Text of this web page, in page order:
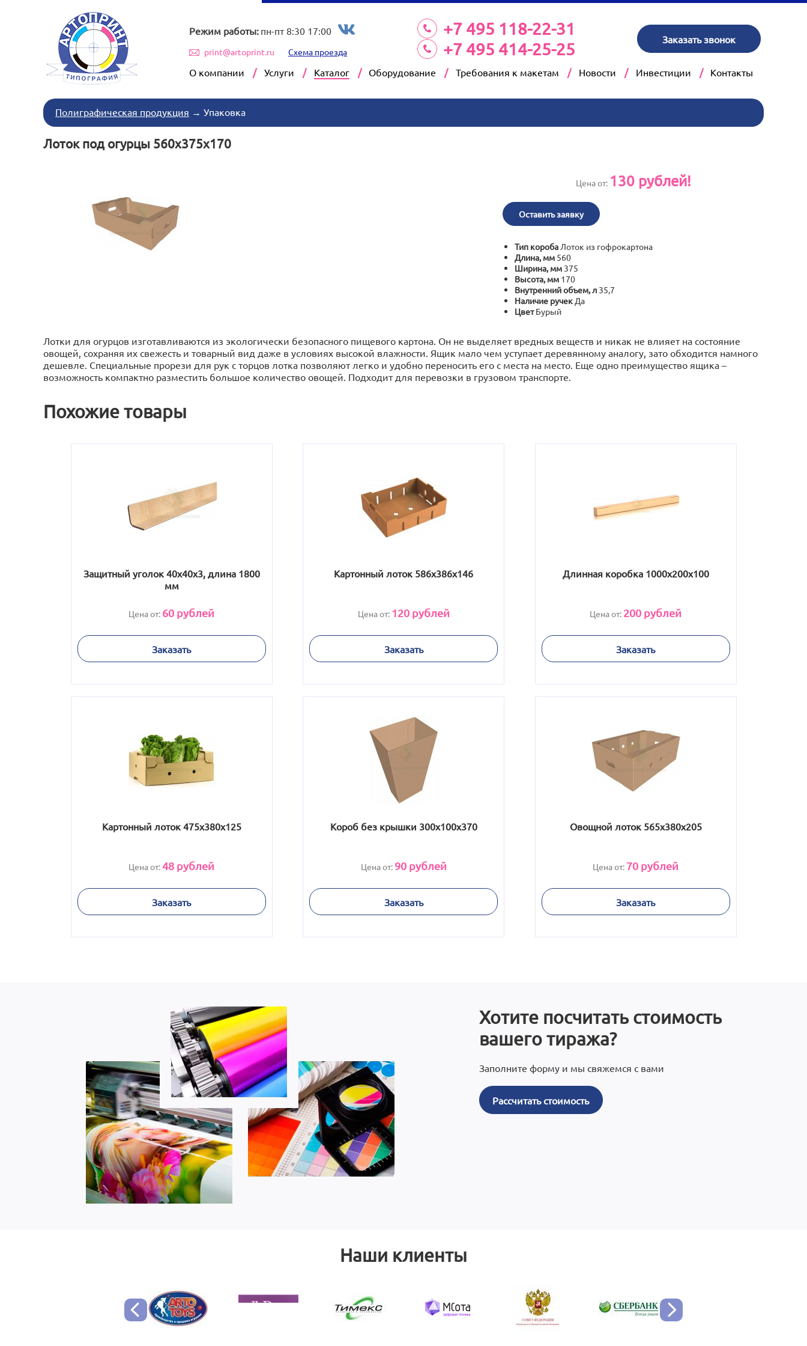
Режим работы: пн-пт 8:30 17:00
print@artoprint.ru Схема проезда
+7 495 118-22-31
+7 495 414-25-25
Заказать звонок
О компании Услуги Каталог Оборудование Требования к макетам Новости Инвестиции Контакты
Полиграфическая продукция → Упаковка
Лоток под огурцы 560x375x170
Цена от: 130рублей!
Оставить заявку
Тип короба Лоток из гофрокартона
Длина, мм 560
Ширина, мм 375
Высота, мм 170
Внутренний объем, л 35,7
Наличие ручек Да
ЦветБурый
Лотки для огурцов изготавливаются из экологически безопасного пищевого картона. Он не выделяет вредных веществ и никак не влияет на состояние
овощей, сохраняя их свежесть и товарный вид даже в условиях высокой влажности. Ящик мало чем уступает деревянному аналогу, зато обходится намного
дешевле. Специальные прорези для рук с торцов лотка позволяют легко и удобно переносить его с места на место. Еще одно преимущество ящика –
возможность компактно разместить большое количество овощей. Подходит для перевозки в грузовом транспорте.
Похожие товары
Защитный уголок 40х40х3, длина 1800
мм
Цена от: 60 рублей
Заказать
Картонный лоток 586х386х146
Цена от: 120рублей
Заказать
Длинная коробка 1000х200х100
Цена от: 200 рублей
Заказать
Картонный лоток 475х380х125
Цена от:48 рублей
Заказать
Короб без крышки 300x100x370
Цена от: 90рублей
Заказать
Овощной лоток 565x380x205
Цена от: 70 рублей
Заказать
Хотите посчитать стоимость
вашего тиража?
Заполните форму и мы свяжемся с вами
Рассчитать стоимость
Наши клиенты